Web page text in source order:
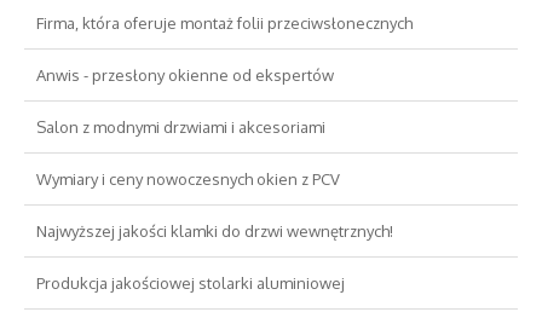
Ekologia
Banki, Przelewy, Waluty, Kantory
Wykończenia
Projektowanie
Remonty, Elektryk, Hydraulik
Firma, która oferuje montaż folii przeciwsłonecznych
Anwis - przesłony okienne od ekspertów
Salon z modnymi drzwiami i akcesoriami
Wymiary i ceny nowoczesnych okien z PCV
Najwyższej jakości klamki do drzwi wewnętrznych!
Produkcja jakościowej stolarki aluminiowej